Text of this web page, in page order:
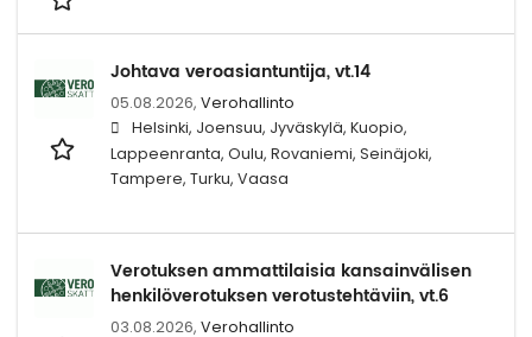
Johtava veroasiantuntija, vt.14
05.08.2026, Verohallinto
Helsinki, Joensuu, Jyväskylä, Kuopio,
Lappeenranta, Oulu, Rovaniemi, Seinäjoki,
Tampere, Turku, Vaasa
Verotuksen ammattilaisia kansainvälisen
henkilöverotuksen verotustehtäviin, vt.6
03.08.2026, Verohallinto